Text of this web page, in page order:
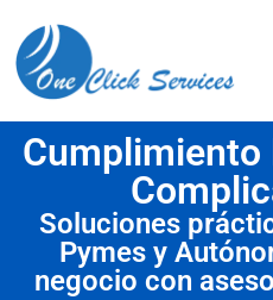
Soluciones
Pymes y
negocio con